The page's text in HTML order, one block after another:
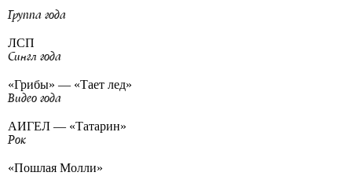
Группа года
ЛСП
Сингл года
«Грибы» — «Тает лед»
Видео года
АИГЕЛ — «Татарин»
Рок
«Пошлая Молли»